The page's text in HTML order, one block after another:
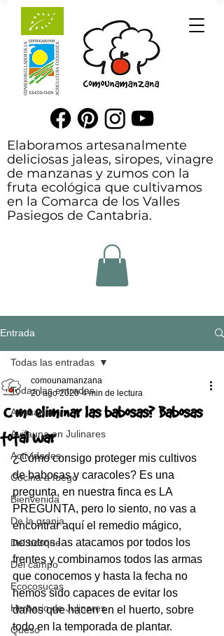
Elaboramos artesanalmente
deliciosas jaleas, siropes, vinagre
de manzanas y zumos con la
fruta ecológica que cultivamos
en la Comarca de los Valles
Pasiegos de Cantabria.
Entrada
Todas las entradas
Artesanía
Avifauna en Julinares
Actividades
Cocina a fuego
Bienvenida
De la granja
Del bosque
Del campo
Ecocosucas
Herbario de Julinares
Queso
Todas las entradas
¿Cómo eliminar las babosas? Babosas
total war
comounamanzana
20 ago 2020 4 min de lectura
¿Cómo consigo proteger mis cultivos
de babosas y caracoles? Es una
pregunta, en nuestra finca es LA
PREGUNTA, pero lo siento, no vas a
encontrar aquí el remedio mágico,
nosotros las atacamos por todos los
frentes y combinamos todos las armas
que conocemos y hasta la fecha no
hemos sido capaces de evitar los
daños que hacen en el huerto, sobre
todo en la temporada de plantar.